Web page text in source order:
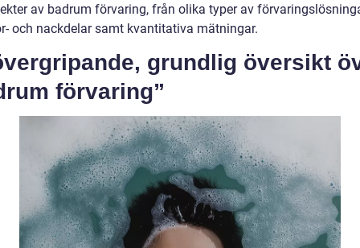
av badrum förvaring, från olika typer av
och nackdelar samt kvantitativa mätningar.
grundlig översikt
förvaring”